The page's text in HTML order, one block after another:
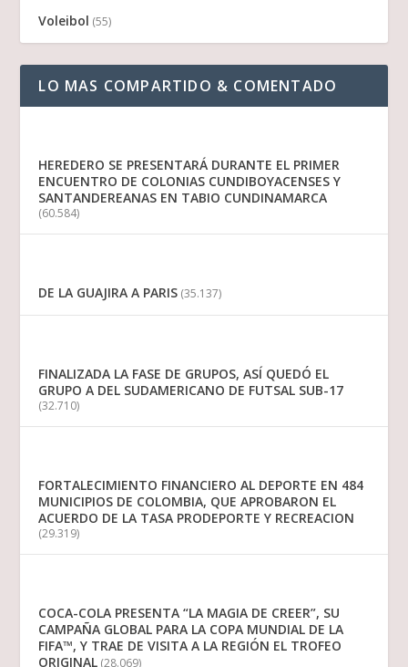
Voleibol (55)
LO MAS COMPARTIDO & COMENTADO
HEREDERO SE PRESENTARÁ DURANTE EL PRIMER
ENCUENTRO DE COLONIAS CUNDIBOYACENSES Y
SANTANDEREANAS EN TABIO CUNDINAMARCA
(60.584)
DE LA GUAJIRA A PARIS (35.137)
FINALIZADA LA FASE DE GRUPOS, ASÍ QUEDÓ EL
GRUPO A DEL SUDAMERICANO DE FUTSAL SUB-17
(32.710)
FORTALECIMIENTO FINANCIERO AL DEPORTE EN 484
MUNICIPIOS DE COLOMBIA, QUE APROBARON EL
ACUERDO DE LA TASA PRODEPORTE Y RECREACION
(29.319)
COCA-COLA PRESENTA “LA MAGIA DE CREER”, SU
CAMPAÑA GLOBAL PARA LA COPA MUNDIAL DE LA
FIFA™, Y TRAE DE VISITA A LA REGIÓN EL TROFEO
ORIGINAL (28.069)